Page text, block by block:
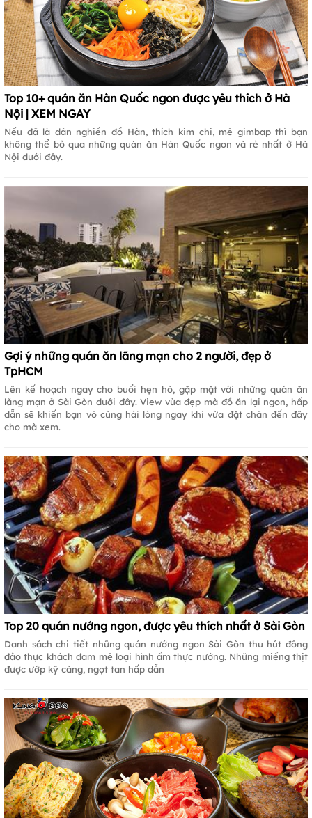
Top 10+ quán ăn Hàn Quốc ngon được yêu thích ở Hà
Nội | XEM NGAY
Nếu đã là dân nghiền đồ Hàn, thích kim chi, mê gimbap thì bạn
không thể bỏ qua những quán ăn Hàn Quốc ngon và rẻ nhất ở Hà
Nội dưới đây.
Gợi ý những quán ăn lãng mạn cho 2 người, đẹp ở
TpHCM
Lên kế hoạch ngay cho buổi hẹn hò, gặp mặt với những quán ăn
lãng mạn ở Sài Gòn dưới đây. View vừa đẹp mà đồ ăn lại ngon, hấp
dẫn sẽ khiến bạn vô cùng hài lòng ngay khi vừa đặt chân đến đây
cho mà xem.
Top 20 quán nướng ngon, được yêu thích nhất ở Sài Gòn
Danh sách chi tiết những quán nướng ngon Sài Gòn thu hút đông
đảo thực khách đam mê loại hình ẩm thực nướng. Những miếng thịt
được ướp kỹ càng, ngọt tan hấp dẫn